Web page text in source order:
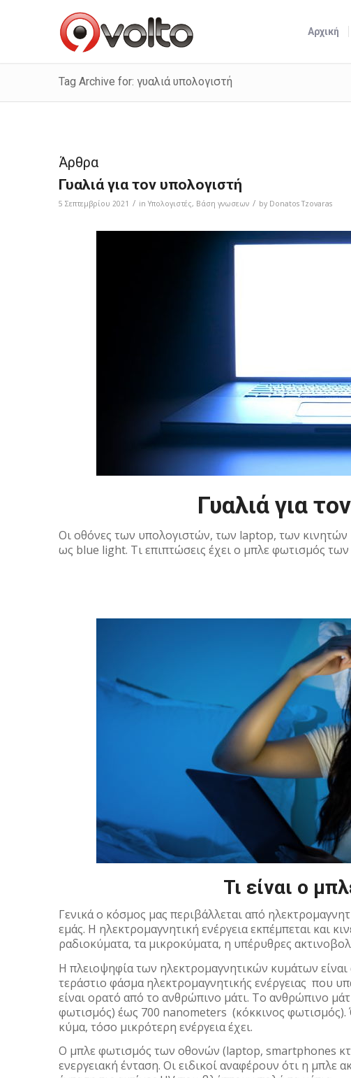
Αρχική
Tag Archive for: γυαλιά υπολογιστή
Άρθρα
Γυαλιά για τον υπολογιστή
5 Σεπτεμβρίου 2021 / in Υπολογιστές, Bάση γνωσεων / by Donatos Tzovaras
Γυαλιά για
Οι οθόνες των υπολογιστών, των laptop, των
ως blue light. Τι επιπτώσεις έχει ο μπλε φωτισμός
Τι είναι ο
Γενικά ο κόσμος μας περιβάλλεται από
εμάς. Η ηλεκτρομαγνητική ενέργεια εκπέμπεται και
ραδιοκύματα, τα μικροκύματα, η υπέρυθρες
Η πλειοψηφία των ηλεκτρομαγνητικών κυμάτων
τεράστιο φάσμα ηλεκτρομαγνητικής ενέργειας που
είναι ορατό από το ανθρώπινο μάτι. Το ανθρώπινο
φωτισμός) έως 700 nanometers (κόκκινος φωτισμός).
κύμα, τόσο μικρότερη ενέργεια έχει.
Ο μπλε φωτισμός των οθονών (laptop, smartphones
ενεργειακή ένταση. Οι ειδικοί αναφέρουν ότι η μπλε